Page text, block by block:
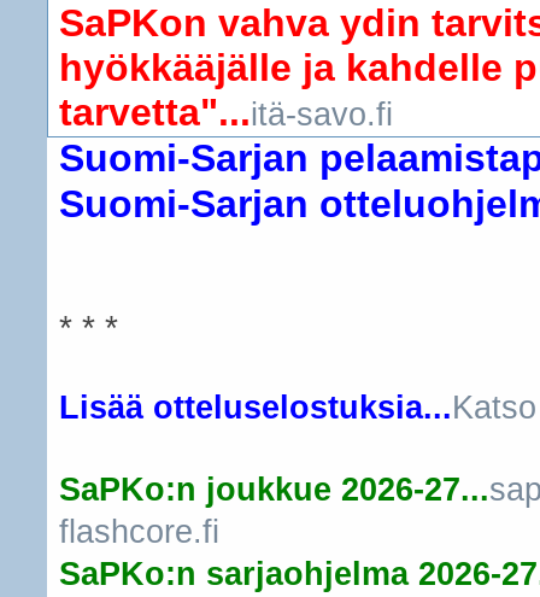
SaPKon vahva ydin
hyökkääjälle ja kahdelle
tarvetta"...itä-savo.fi
Suomi-Sarjan
Suomi-Sarjan
* * *
Lisää otteluselostuksia...
SaPKo:n joukkue 2026-27...
flashcore.fi
SaPKo:n sarjaohjelma 2026-